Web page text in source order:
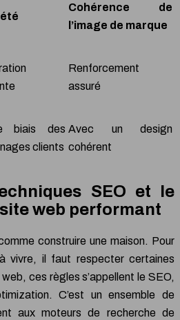
Cohérence de
l’image de marque
Renforcement
assuré
biais des
clients
Avec un design
cohérent
SEO et le
web performant
construire une maison. Pour
vivre, il faut respecter certaines
ces règles s’appellent le SEO,
C’est un ensemble de
aux moteurs de recherche de